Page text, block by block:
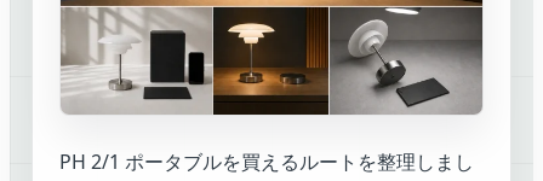
PH 2/1 ポータブルを買えるルートを整理しまし